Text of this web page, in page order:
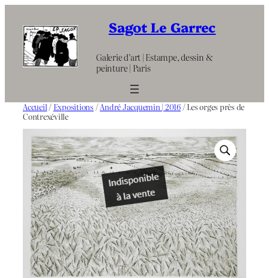
contenu
Sagot Le Garrec
Galerie d’art | Estampe, dessin &
peinture | Paris
Accueil / Expositions /André Jacquemin | 2016 / Les orges près de
Contrexéville